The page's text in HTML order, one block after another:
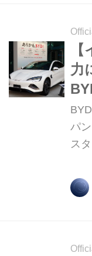
「
き
力
15
パ
ス
月